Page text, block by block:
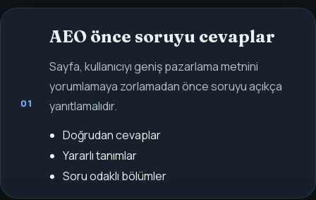
01
AEO önce soruyu cevaplar
Sayfa, kullanıcıyı geniş pazarlama metnini
yorumlamaya zorlamadan önce soruyu açıkça
yanıtlamalıdır.
Doğrudan cevaplar
Yararlı tanımlar
Soru odaklı bölümler